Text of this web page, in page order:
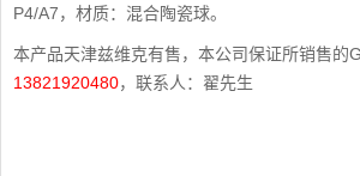
P4/A7，材质：混合陶瓷球。
本产品天津兹维克有售，本公司保证所销售
13821920480，联系人：翟先生